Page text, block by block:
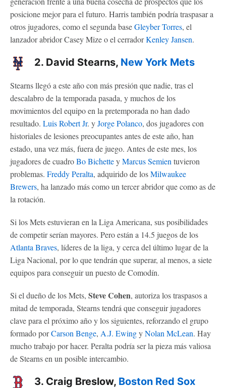
posicione mejor para el futuro. Harris también podría traspasar a
otros jugadores, como el segunda baseGleyber Torres, el
lanzador abridor Casey Mize o el cerradorKenley Jansen.
2. David Stearns, New York Mets
Stearns llegó a este año con más presión que nadie, tras el
descalabro de la temporada pasada, y muchos de los
movimientos del equipo en la pretemporada no han dado
resultado. Luis Robert Jr. yJorge Polanco, dos jugadores con
historiales de lesiones preocupantes antes de este año, han
estado, una vez más, fuera de juego. Antes de este mes, los
jugadores de cuadroBo BichetteyMarcus Semien tuvieron
problemas. Freddy Peralta, adquirido de losMilwaukee
Brewers, ha lanzado más como un tercer abridor que como as de
la rotación.
Si los Mets estuvieran en la Liga Americana, sus posibilidades
de competir serían mayores. Pero están a 14.5 juegos de los
Atlanta Braves, líderes de la liga, y cerca del último lugar de la
Liga Nacional, por lo que tendrán que superar, al menos, a siete
equipos para conseguir un puesto de Comodín.
Si el dueño de los Mets, Steve Cohen, autoriza los traspasos a
mitad de temporada, Stearns tendrá que conseguir jugadores
clave para el próximo año y los siguientes, reforzando el grupo
formado porCarson Benge, A.J. EwingyNolan McLean. Hay
mucho trabajo por hacer. Peralta podría ser la pieza más valiosa
de Stearns en un posible intercambio.
3. Craig Breslow, Boston Red Sox